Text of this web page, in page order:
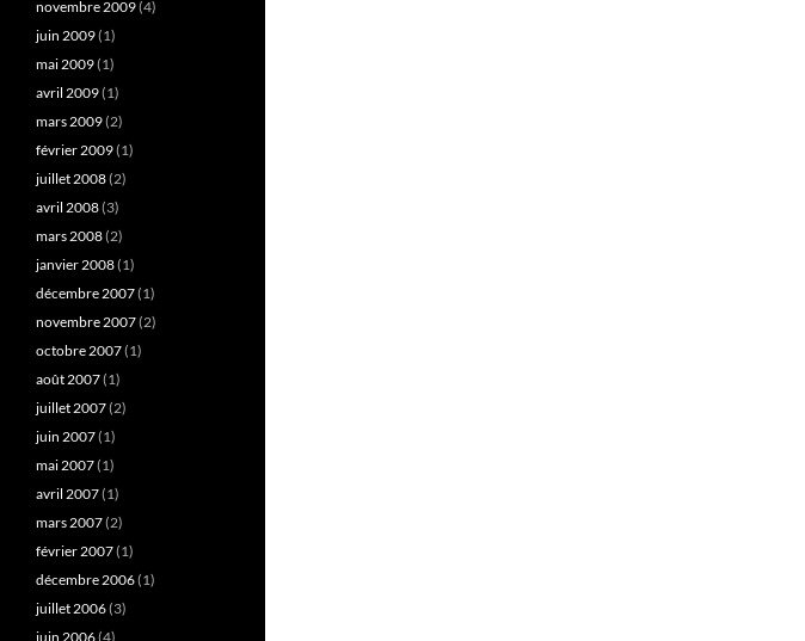
novembre 2009(4)
juin 2009(1)
mai 2009(1)
avril 2009(1)
mars 2009(2)
février 2009(1)
juillet 2008(2)
avril 2008(3)
mars 2008(2)
janvier 2008(1)
décembre 2007(1)
novembre 2007(2)
octobre 2007(1)
août 2007(1)
juillet 2007(2)
juin 2007(1)
mai 2007(1)
avril 2007(1)
mars 2007(2)
février 2007(1)
décembre 2006(1)
juillet 2006(3)
juin 2006(4)